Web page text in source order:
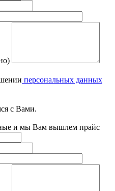
персональных данных
с Вами.
и мы Вам вышлем прайс